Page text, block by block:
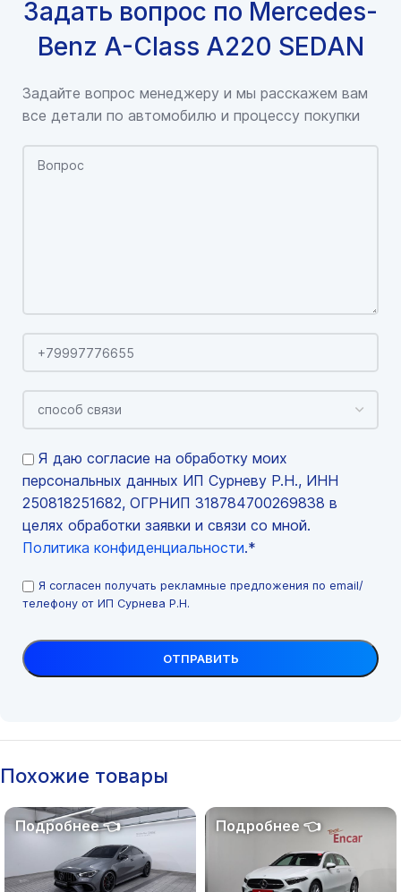
Задать вопрос по Mercedes-
Benz A-Class A220 SEDAN
Задайте вопрос менеджеру и мы расскажем вам
все детали по автомобилю и процессу покупки
Я даю согласие на обработку моих
персональных данных ИП Сурневу Р.Н., ИНН
250818251682, ОГРНИП 318784700269838 в
целях обработки заявки и связи со мной.
Политика конфиденциальности.*
Я согласен получать рекламные предложения по email/
телефону от ИП Сурнева Р.Н.
Похожие товары